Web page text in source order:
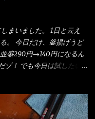
まいました。 1日と云え
。 今日だけ、釜揚げうど
盛290円→140円になるん
！ でも今日は試したい
浸かっているわけで、最
う！ だったら湯なんか要